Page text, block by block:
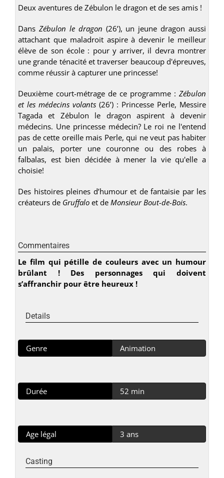
Deux aventures de Zébulon le dragon et de ses amis !
Dans Zébulon le dragon (26’), un jeune dragon aussi
attachant que maladroit aspire à devenir le meilleur
élève de son école : pour y arriver, il devra montrer
une grande ténacité et traverser beaucoup d'épreuves,
comme réussir à capturer une princesse!
Deuxième court-métrage de ce programme : Zébulon
et les médecins volants (26’) : Princesse Perle, Messire
Tagada et Zébulon le dragon aspirent à devenir
médecins. Une princesse médecin? Le roi ne l'entend
pas de cette oreille mais Perle, qui ne veut pas habiter
un palais, porter une couronne ou des robes à
falbalas, est bien décidée à mener la vie qu'elle a
choisie!
Des histoires pleines d’humour et de fantaisie par les
créateurs de Gruffalo et de Monsieur Bout-de-Bois.
Commentaires
Le film qui pétille de couleurs avec un humour
brûlant ! Des personnages qui doivent
s’affranchir pour être heureux !
Details
Genre Animation
Durée 52 min
Age légal 3 ans
Casting